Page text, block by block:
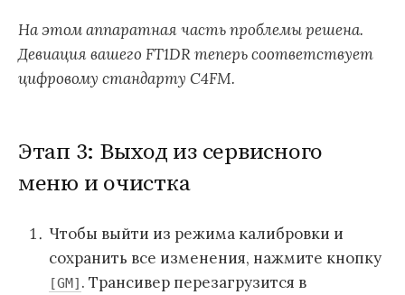
На этом аппаратная часть проблемы решена.
Девиация вашего FT1DR теперь соответствует
цифровому стандарту C4FM.
Этап 3: Выход из сервисного
меню и очистка
Чтобы выйти из режима калибровки и
сохранить все изменения, нажмите кнопку
[GM] . Трансивер перезагрузится в